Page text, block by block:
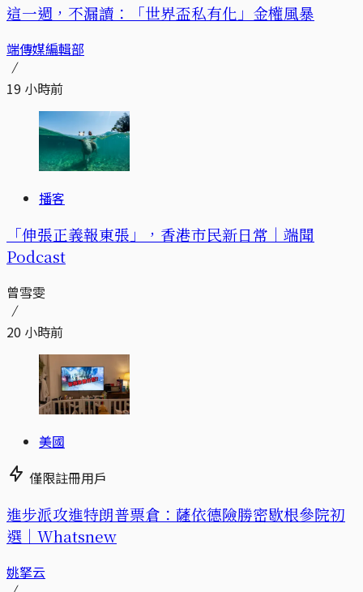
這一週，不漏讀：「世界盃私有化」金權風暴
端傳媒編輯部
19 小時前
播客
「伸張正義報東張」，香港市民新日常｜端聞
Podcast
曾雪雯
20 小時前
美國
僅限註冊用戶
進步派攻進特朗普票倉：薩依德險勝密歇根參院初
選｜Whatsnew
姚拏云